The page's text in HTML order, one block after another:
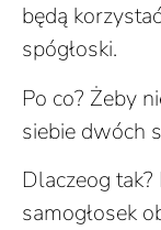
będą
spógłoski.
Po co? Żeby
siebie dwóch
Dlaczeog
samogłosek